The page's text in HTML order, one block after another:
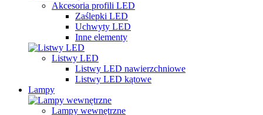
Akcesoria profili LED
Zaślepki LED
Uchwyty LED
Inne elementy
Listwy LED
Listwy LED nawierzchniowe
Listwy LED kątowe
Lampy
Lampy wewnętrzne